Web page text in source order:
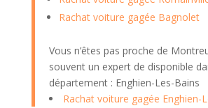
Rachat voiture gagée Bagnolet
Vous n’êtes pas proche de
souvent un expert de disponible
département : Enghien-Les-Bains
Rachat voiture gagée Enghien-